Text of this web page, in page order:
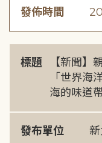
發佈時間
標題
【新聞】
「世界海
海的味道
發布單位